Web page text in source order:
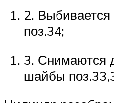
2.
поз.34;
3. Снимаются
шайбы